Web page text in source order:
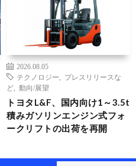
2026.08.05
テクノロジー
プレスリリースな
ど
動向/展望
トヨタL&F、国内向け1～3.5t
積みガソリンエンジン式フォ
ークリフトの出荷を再開